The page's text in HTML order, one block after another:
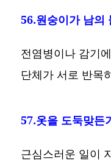
56.원숭이가 남의
전염병이나 감기
단체가 서로 반목
57.옷을 도둑맞든
근심스러운 일이